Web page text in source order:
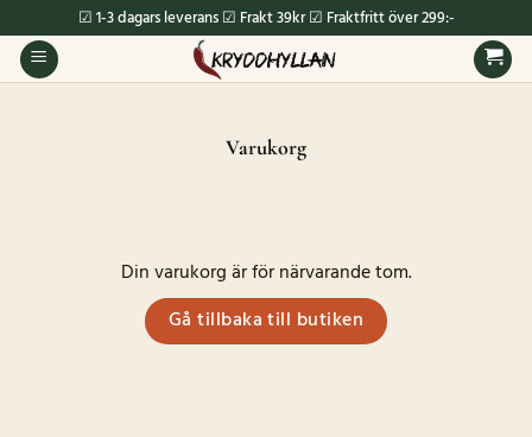
to
content
☑ 1-3 dagars leverans ☑ Frakt 39kr ☑ Fraktfritt över 299:-
Varukorg
Din varukorg är för närvarande tom.
Gå tillbaka till butiken